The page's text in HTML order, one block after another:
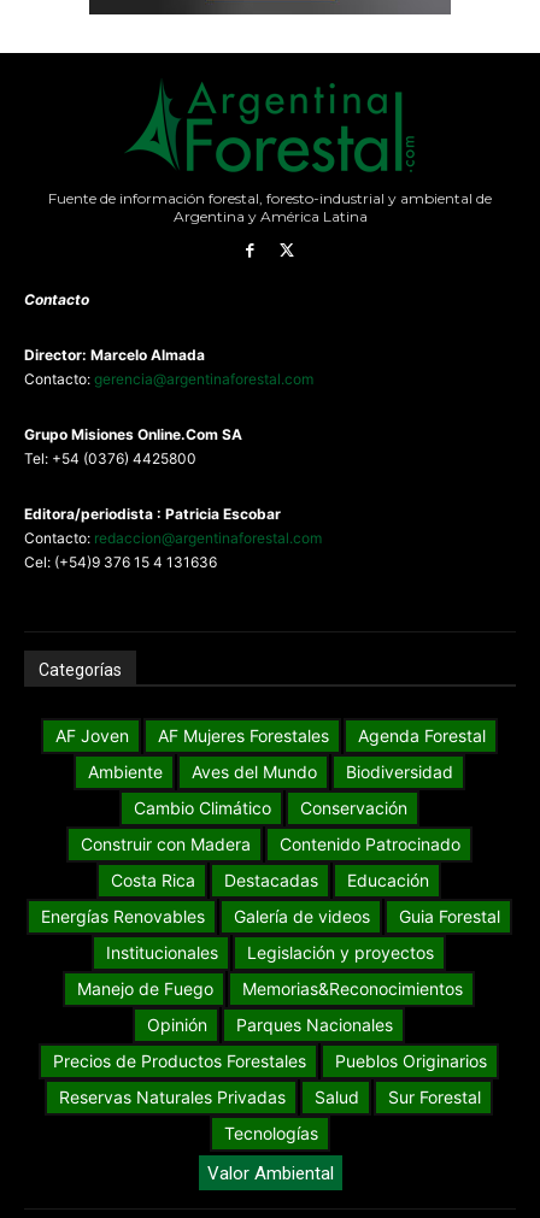
Fuente de información forestal, foresto-industrial y ambiental de
Argentina y América Latina
Contacto
Director: Marcelo Almada
Contacto: gerencia@argentinaforestal.com
Grupo Misiones Online.Com SA
Tel: +54 (0376) 4425800
Editora/periodista : Patricia Escobar
Contacto: redaccion@argentinaforestal.com
Cel: (+54)9 376 15 4 131636
Categorías
AF Joven AF Mujeres Forestales
Agenda Forestal
Ambiente
Aves del Mundo
Biodiversidad
Cambio Climático
Conservación
Construir con Madera
Contenido Patrocinado
Costa Rica
Destacadas
Educación
Energías Renovables
Galería de videos
Guia Forestal
Institucionales
Legislación y proyectos
Manejo de Fuego
Memorias&Reconocimientos
Opinión
Parques Nacionales
Precios de Productos Forestales
Pueblos Originarios
Reservas Naturales Privadas
Salud
Sur Forestal
Tecnologías
Valor Ambiental